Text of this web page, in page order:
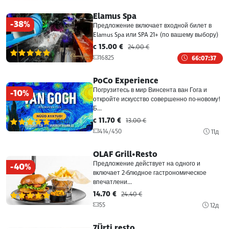
Улемисте MySushi
Сuur-Сойямяэ 4, Таллин
Пн-Вс11:00-22:00
Виру вышак 4-6, Таллин
Пн-Чт11-21:00
Пт-Сб
11-23:00
Центр Мустамяэ MySushi
Пн-Чт11-22:00
Пт-Сб11-23:00
Центр Струоми MySushi
Туулемаа 20, Таллин
-38%
(540)
Elamus Spa
Предложение включает входной билет в
Elamus Spa или SPA 21+ (по вашему выбору)
c 15.00 € 24.00 €
16825
66:07:37
-10%
(540)
PoCo Experience
Погрузитесь в мир Винсента ван Гога и
откройте искусство совершенно по-новому!
Б...
c 11.70 € 13.00 €
414/450
11д
-40%
(540)
OLAF Grill•Resto
Предложение действует на одного и
включает 2-блюдное гастрономическое
впечатлени...
14.70 € 24.40 €
55
12д